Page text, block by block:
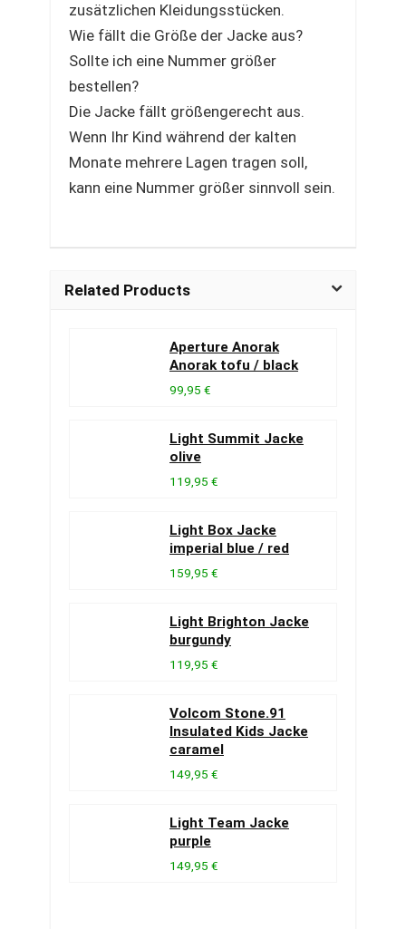
zusätzlichen Kleidungsstücken.
Wie fällt die Größe der Jacke aus?
Sollte ich eine Nummer größer
bestellen?
Die Jacke fällt größengerecht aus.
Wenn Ihr Kind während der kalten
Monate mehrere Lagen tragen soll,
kann eine Nummer größer sinnvoll sein.
Related Products
Aperture Anorak
Anorak tofu / black
99,95 €
Light Summit Jacke
olive
119,95 €
Light Box Jacke
imperial blue / red
159,95 €
Light Brighton Jacke
burgundy
119,95 €
Volcom Stone.91
Insulated Kids Jacke
caramel
149,95 €
Light Team Jacke
purple
149,95 €